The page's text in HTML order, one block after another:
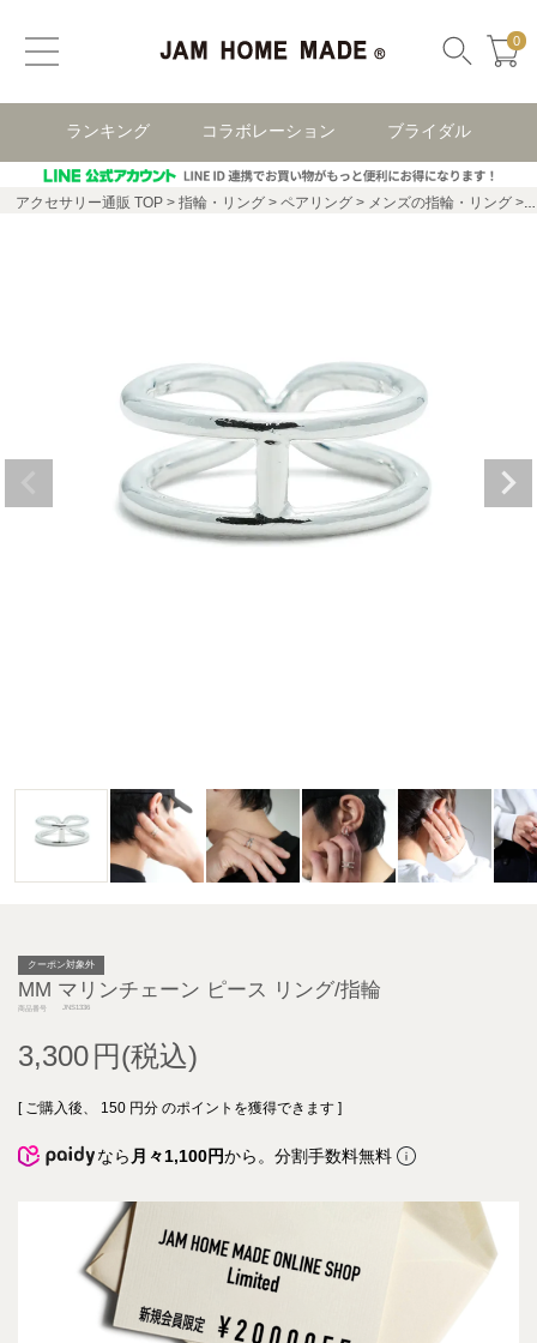
0
ランキング コラボレーション ブライダル
アクセサリー通販 TOP 指輪・リング ペアリング メンズの指輪・リング
クーポン対象外
MM マリンチェーン ピース リング/指輪
商品番号 JNS1336
3,300
[ ご購入後、 150 円分 のポイントを獲得できます ]
なら 月々1,100円から。分割手数料無料